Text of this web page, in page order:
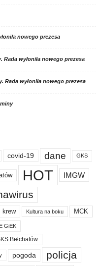
nowego prezesa
Rada wyłoniła nowego prezesa
Rada wyłoniła nowego prezesa
covid-19 dane GKS
HOT IMGW
krew Kultura na boku MCK
GiEK
Bełchatów
pogoda policja